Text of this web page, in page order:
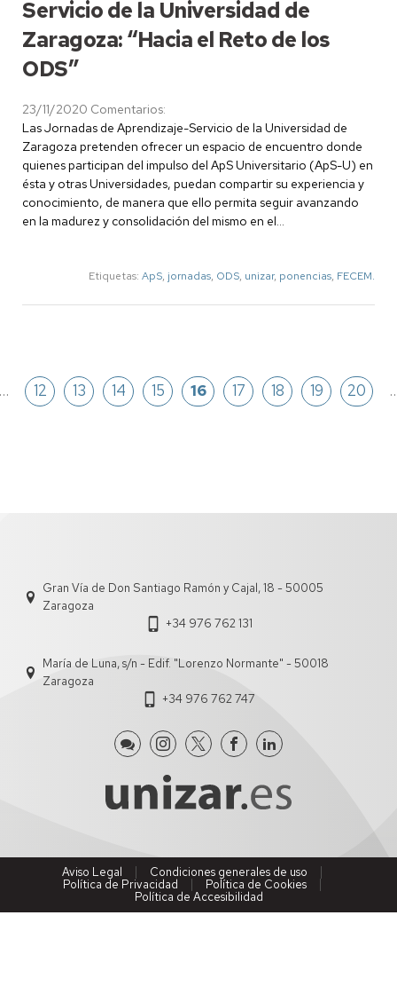
Servicio de la Universidad de
Zaragoza: “Hacia el Reto de los
ODS”
23/11/2020 Comentarios:
Las Jornadas de Aprendizaje-Servicio de la Universidad de
Zaragoza pretenden ofrecer un espacio de encuentro donde
quienes participan del impulso del ApS Universitario (ApS-U) en
ésta y otras Universidades, puedan compartir su experiencia y
conocimiento, de manera que ello permita seguir avanzando
en la madurez y consolidación del mismo en el…
Etiquetas: ApS, jornadas, ODS, unizar, ponencias, FECEM.
Page
12 Page
13 Page
14 Page
15 Page
16 Page
17 Page
18 Page
19 Page
20
Gran Vía de Don Santiago Ramón y Cajal, 18 - 50005
Zaragoza
+34 976 762 131
María de Luna, s/n - Edif. "Lorenzo Normante" - 50018
Zaragoza
+34 976 762 747
Aviso Legal
Condiciones generales de uso
Política de Privacidad
Política de Cookies
Política de Accesibilidad